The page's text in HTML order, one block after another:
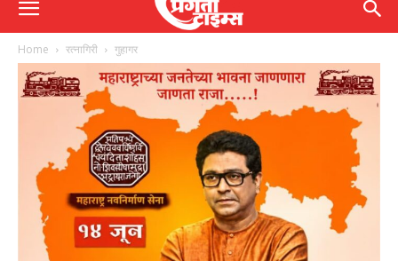
Home रत्नागिरी गुहागर